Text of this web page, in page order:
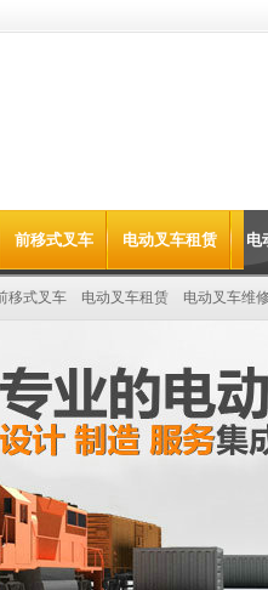
应商
前移式叉车 电动叉车租赁 电
移式叉车 电动叉车租赁 电动叉车维修